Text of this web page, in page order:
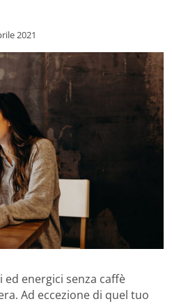
2021
ed energici senza caffè
Ad eccezione di quel tuo